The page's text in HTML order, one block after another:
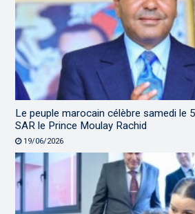
Le peuple marocain célèbre samedi le
SAR le Prince Moulay Rachid
19/06/2026